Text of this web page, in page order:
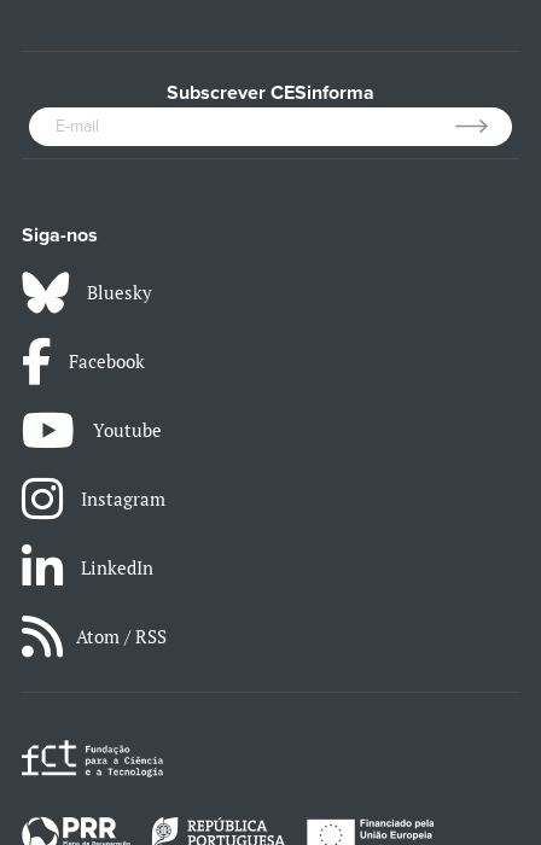
Subscrever CESinforma
Siga-nos
Bluesky
Facebook
Youtube
Instagram
LinkedIn
Atom / RSS